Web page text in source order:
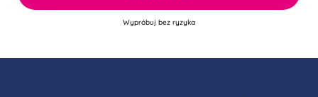
Wypróbuj bez ryzyka